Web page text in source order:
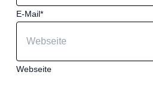
E-Mail*
Webseite